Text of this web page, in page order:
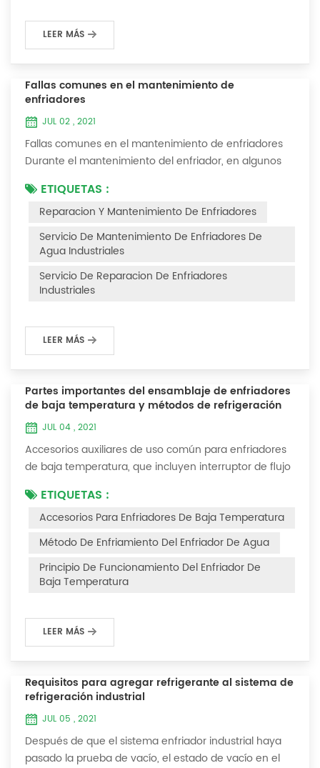
LEER MÁS
Fallas comunes en el mantenimiento de
enfriadores
JUL 02 , 2021
Fallas comunes en el mantenimiento de enfriadores
Durante el mantenimiento del enfriador, en algunos
que el enfriador se haya utilizado durante un período
de tiempo, encontraremos que el enfriador hace ruido
y hay muchas capas de polvo en los accesorios. Este
es un fenómeno común en el uso del enfriador. En
ETIQUETAS :
Reparacion Y Mantenimiento De Enfriadores
Servicio De Mantenimiento De Enfriadores De
Agua Industriales
Servicio De Reparacion De Enfriadores
Industriales
LEER MÁS
Partes importantes del ensamblaje de enfriadores
de baja temperatura y métodos de refrigeración
JUL 04 , 2021
Accesorios auxiliares de uso común para enfriadores
de baja temperatura, que incluyen interruptor de flujo
diferencia de presión, controlador de temperatura y
válvula solenoide, así como una breve introducción de
tres métodos de enfriamiento, refrigeración por
vaporización líquida, refrigeración por expansión de
gas y refrigeración termoeléctrica. Ac...
ETIQUETAS :
Accesorios Para Enfriadores De Baja Temperatura
Método De Enfriamiento Del Enfriador De Agua
Principio De Funcionamiento Del Enfriador De
Baja Temperatura
LEER MÁS
Requisitos para agregar refrigerante al sistema de
refrigeración industrial
JUL 05 , 2021
Después de que el sistema enfriador industrial haya
pasado la prueba de vacío, el estado de vacío en el